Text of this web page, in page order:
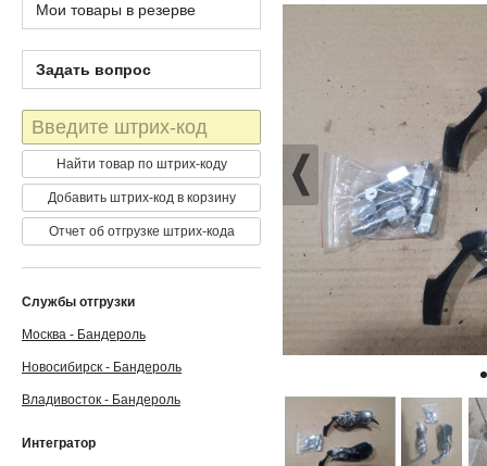
Мои товары в резерве
Задать вопрос
Штрих-
код
Найти товар по штрих-коду
Добавить штрих-код в корзину
Отчет об отгрузке штрих-кода
Службы отгрузки
Москва - Бандероль
Новосибирск - Бандероль
Владивосток - Бандероль
Интегратор